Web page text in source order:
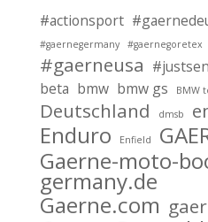
#actionsport
#gaernegermany #gaernegoretex
#gaerneusa
beta bmw bmw gs BMW
Deutschland dmsb
Enduro Enfield
Gaerne-moto-
germany.de
Gaerne.com